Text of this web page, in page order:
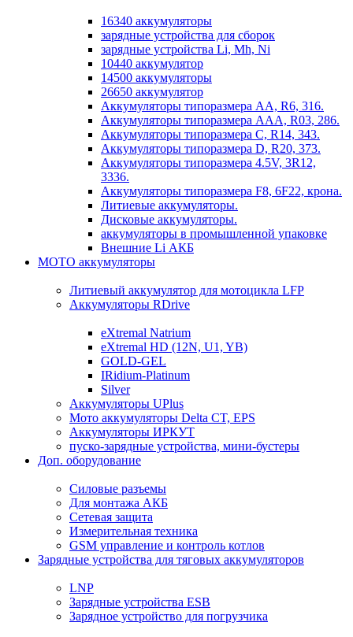
16340 аккумуляторы
зарядные устройства для сборок
зарядные устройства Li, Mh, Ni
10440 аккумулятор
14500 аккумуляторы
26650 аккумулятор
Аккумуляторы типоразмера АА, R6, 316.
Аккумуляторы типоразмера ААА, R03, 286.
Аккумуляторы типоразмера С, R14, 343.
Аккумуляторы типоразмера D, R20, 373.
Аккумуляторы типоразмера 4.5V, 3R12,
3336.
Аккумуляторы типоразмера F8, 6F22, крона.
Литиевые аккумуляторы.
Дисковые аккумуляторы.
аккумуляторы в промышленной упаковке
Внешние Li АКБ
МОТО аккумуляторы
Литиевый аккумулятор для мотоцикла LFP
Аккумуляторы RDrive
eXtremal Natrium
eXtremal HD (12N, U1, YB)
GOLD-GEL
IRidium-Platinum
Silver
Аккумуляторы UPlus
Мото аккумуляторы Delta CT, EPS
Аккумуляторы ИРКУТ
пуско-зарядные устройства, мини-бустеры
Доп. оборудование
Силовые разъемы
Для монтажа АКБ
Сетевая защита
Измерительная техника
GSM управление и контроль котлов
Зарядные устройства для тяговых аккумуляторов
LNP
Зарядные устройства ESB
Зарядное устройство для погрузчика